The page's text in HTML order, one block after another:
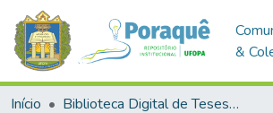
&
Início
Biblioteca Digital de Teses e Dissertações (BDTD)